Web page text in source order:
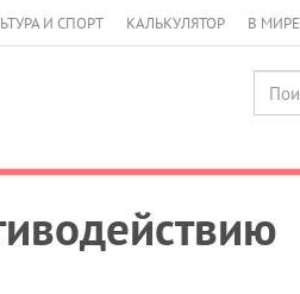
И СПОРТ КАЛЬКУЛЯТОР В МИРЕ